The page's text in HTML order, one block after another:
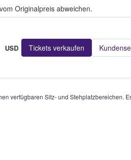
Originalpreis abweichen.
USD Tickets verkaufen
verfügbaren Sitz- und Stehplatzbereichen.